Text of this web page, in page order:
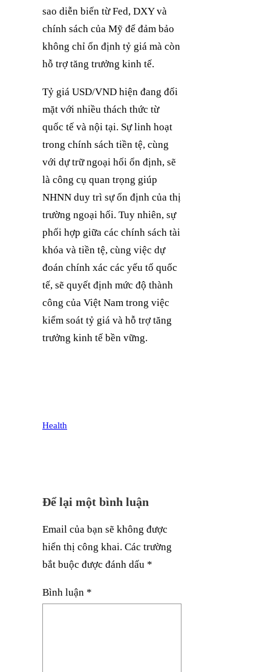
sao diễn biến từ Fed, DXY và
chính sách của Mỹ để đảm bảo
không chỉ ổn định tỷ giá mà còn
hỗ trợ tăng trưởng kinh tế.
Tỷ giá USD/VND hiện đang đối
mặt với nhiều thách thức từ
quốc tế và nội tại. Sự linh hoạt
trong chính sách tiền tệ, cùng
với dự trữ ngoại hối ổn định, sẽ
là công cụ quan trọng giúp
NHNN duy trì sự ổn định của thị
trường ngoại hối. Tuy nhiên, sự
phối hợp giữa các chính sách tài
khóa và tiền tệ, cùng việc dự
đoán chính xác các yếu tố quốc
tế, sẽ quyết định mức độ thành
công của Việt Nam trong việc
kiểm soát tỷ giá và hỗ trợ tăng
trưởng kinh tế bền vững.
Health
Để lại một bình luận
Email của bạn sẽ không được
hiển thị công khai. Các trường
bắt buộc được đánh dấu *
Bình luận *